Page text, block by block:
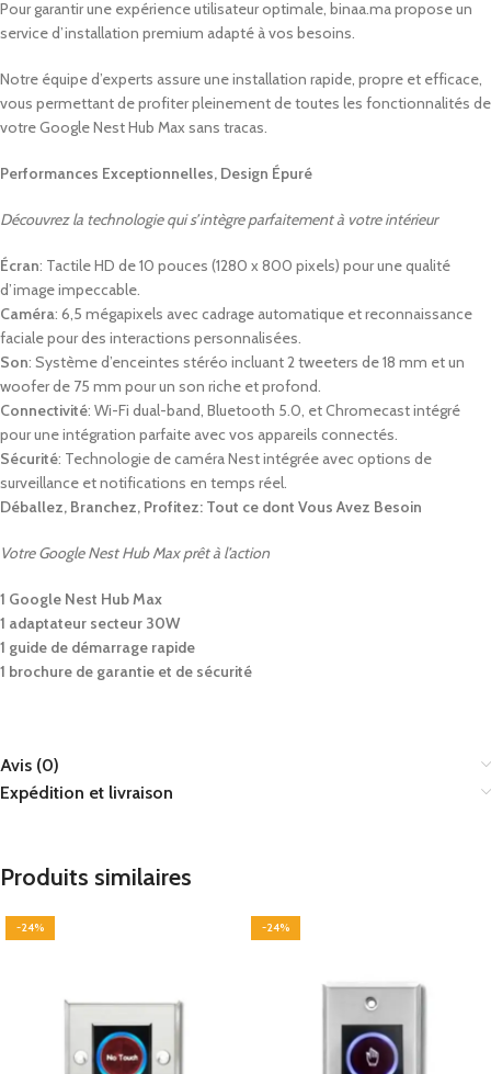
Pour garantir une expérience utilisateur optimale, binaa.ma propose un
service d’installation premium adapté à vos besoins.
Notre équipe d’experts assure une installation rapide, propre et efficace,
vous permettant de profiter pleinement de toutes les fonctionnalités de
votre Google Nest Hub Max sans tracas.
Performances Exceptionnelles, Design Épuré
Découvrez la technologie qui s’intègre parfaitement à votre intérieur
Écran: Tactile HD de 10 pouces (1280 x 800 pixels) pour une qualité
d’image impeccable.
Caméra: 6,5 mégapixels avec cadrage automatique et reconnaissance
faciale pour des interactions personnalisées.
Son: Système d’enceintes stéréo incluant 2 tweeters de 18 mm et un
woofer de 75 mm pour un son riche et profond.
Connectivité: Wi-Fi dual-band, Bluetooth 5.0, et Chromecast intégré
pour une intégration parfaite avec vos appareils connectés.
Sécurité: Technologie de caméra Nest intégrée avec options de
surveillance et notifications en temps réel.
Déballez, Branchez, Profitez: Tout ce dont Vous Avez Besoin
Votre Google Nest Hub Max prêt à l’action
1 Google Nest Hub Max
1 adaptateur secteur 30W
1 guide de démarrage rapide
1 brochure de garantie et de sécurité
Avis (0)
Expédition et livraison
Produits similaires
-24% -24%